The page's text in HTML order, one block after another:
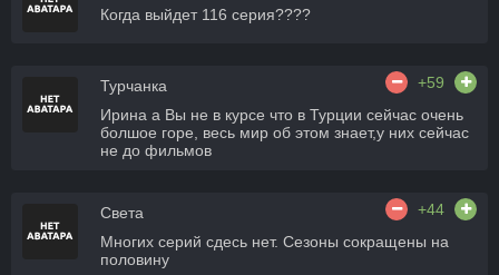
Когда выйдет 116 серия????
Турчанка
+59
Ирина а Вы не в курсе что в Турции сейчас очень
болшое горе, весь мир об этом знает,у них сейчас
не до фильмов
Света
+44
Многих серий сдесь нет. Сезоны сокращены на
половину